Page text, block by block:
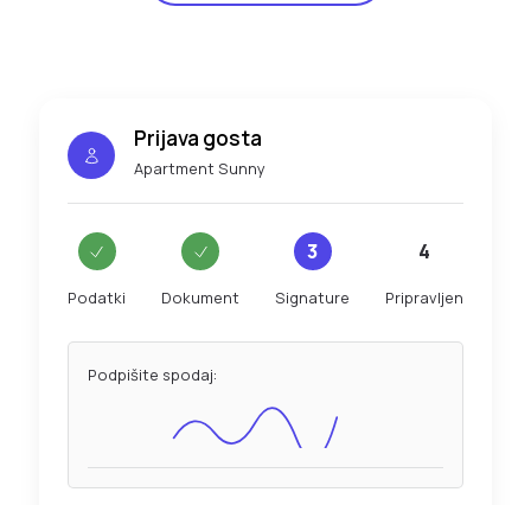
Prijava gosta
Apartment Sunny
Podatki Dokument
3
Signature
4
Pripravljen
Podpišite spodaj: